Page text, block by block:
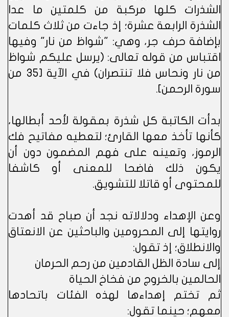
الشذرات كلها مركبة من كلمتين ما عدا
الشذرة الرابعة عشرة؛ إذ جاءت من ثلاث كلمات
بإضافة حرف جر، وهي: "شواظ من نار" وفيها
اقتباس من قوله تعالى: (يرسل عليكم شواظ
من نار ونحاس فلا تنتصران) في الآية [35 من
سورة الرحمن].
بدأت الكاتبة كل شذرة بمقولة لأحد أبطالها،
كأنها تأخذ معها القارئ؛ لتعطيه مفاتيح فك
الرموز، وتعينه على فهم المضمون دون أن
يكون ذلك فاضحا للمعنى أو كاشفا
للمحتوى أو قاتلا للتشويق.
وعن الإهداء ودلالاته نجد أن صباح قد أهدت
روايتها إلى المحرومين والباحثين عن الانعتاق
والانطلاق؛ إذ تقول:
إلى سادة الظل القادمين من رحم الحرمان
الحالمين بالخروج من فخاخ الحياة
ثم تختم إهداءها لهذه الفئات باتحادها
معهم؛ حينما تقول: